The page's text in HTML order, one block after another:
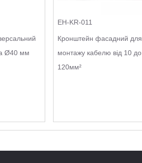
Ø40 мм
EH-KR-011
Кронштейн фасадний для
монтажу кабелю від 10 до
120мм²